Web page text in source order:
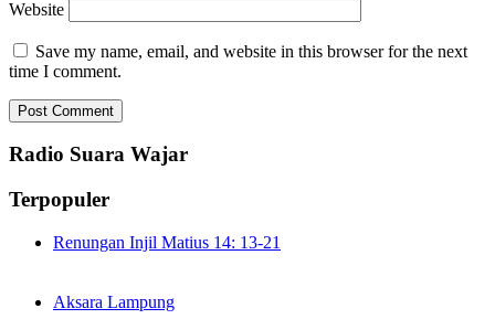
Website
Save my name, email, and website in this browser for the next
time I comment.
Radio Suara Wajar
Terpopuler
Renungan Injil Matius 14: 13-21
Aksara Lampung